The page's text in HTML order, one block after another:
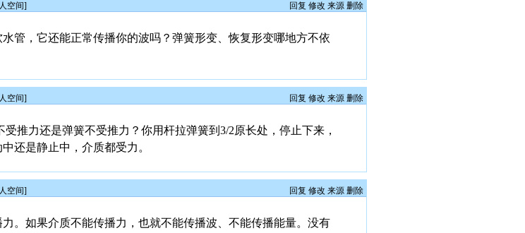
空间] 回复 修改 来源 删除
管，它还能正常传播你的波吗？弹簧形变、恢复形变哪地方不依
空间] 回复 修改 来源 删除
推力还是弹簧不受推力？你用杆拉弹簧到3/2原长处，停止下来，
还是静止中，介质都受力。
空间] 回复 修改 来源 删除
。如果介质不能传播力，也就不能传播波、不能传播能量。没有